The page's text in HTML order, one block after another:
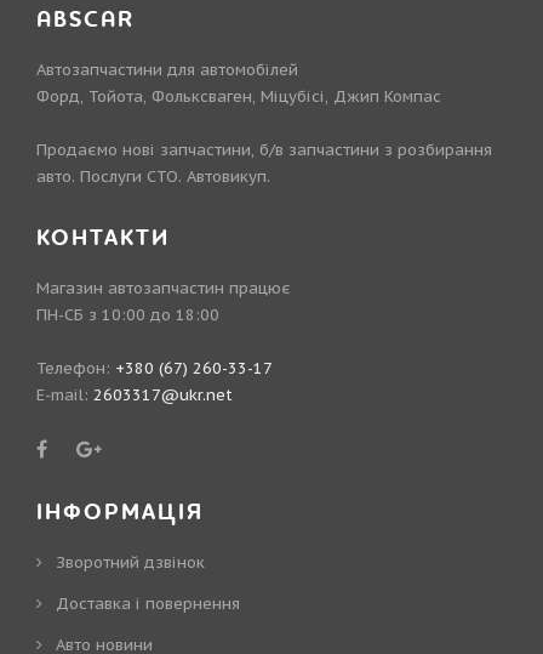
ABSCAR
Автозапчастини для автомобілей
Форд, Тойота, Фольксваген, Міцубісі, Джип Компас
Продаємо нові запчастини, б/в запчастини з розбирання
авто. Послуги СТО. Автовикуп.
КОНТАКТИ
Магазин автозапчастин працює
ПН-СБ з 10:00 до 18:00
Телефон: +380 (67) 260-33-17
E-mail: 2603317@ukr.net
ІНФОРМАЦІЯ
Зворотний дзвінок
Доставка і повернення
Авто новини